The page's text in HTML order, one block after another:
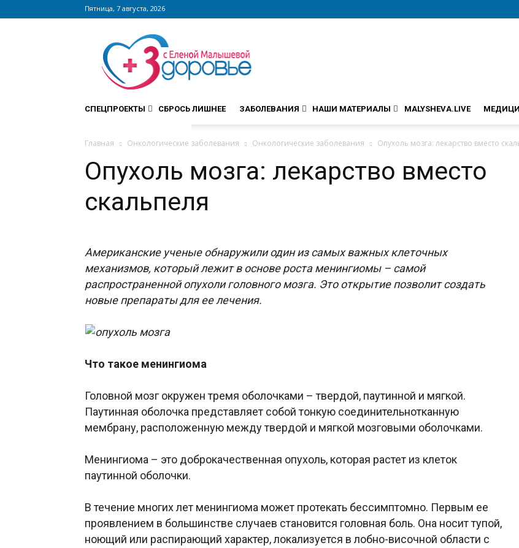
Пятница, 7 августа, 2026
Сайт
zdorovieinfo.ru
крупнейший
медицинский
интернет-
СПЕЦПРОЕКТЫ СБРОСЬ ЛИШНЕЕ ЗАБОЛЕВАНИЯ НАШИ МАТЕРИАЛЫ MALYSHEVA.LIVE
Главная Онкологические заболевания Онкологические заболевания Опухоль мозга: лекарство вместо
Опухоль мозга: лекарство вместо
скальпеля
Американские ученые обнаружили один из самых важных клеточных
механизмов, который лежит в основе роста менингиомы – самой
распространенной опухоли головного мозга. Это открытие позволит создать
новые препараты для ее лечения.
Что такое менингиома
Головной мозг окружен тремя оболочками – твердой, паутинной и мягкой.
Паутинная оболочка представляет собой тонкую соединительнотканную
мембрану, расположенную между твердой и мягкой мозговыми оболочками.
Менингиома – это доброкачественная опухоль, которая растет из клеток
паутинной оболочки.
В течение многих лет менингиома может протекать бессимптомно. Первым ее
проявлением в большинстве случаев становится головная боль. Она носит тупой,
ноющий или распирающий характер, локализуется в лобно-височной области с